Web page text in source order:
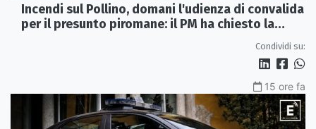
Incendi sul Pollino, domani l'udienza di convalida
per il presunto piromane: il PM ha chiesto la
Condividi su:
15 ore fa